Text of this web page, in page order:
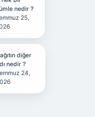
nedir ?
25,
diğer
nedir ?
24,